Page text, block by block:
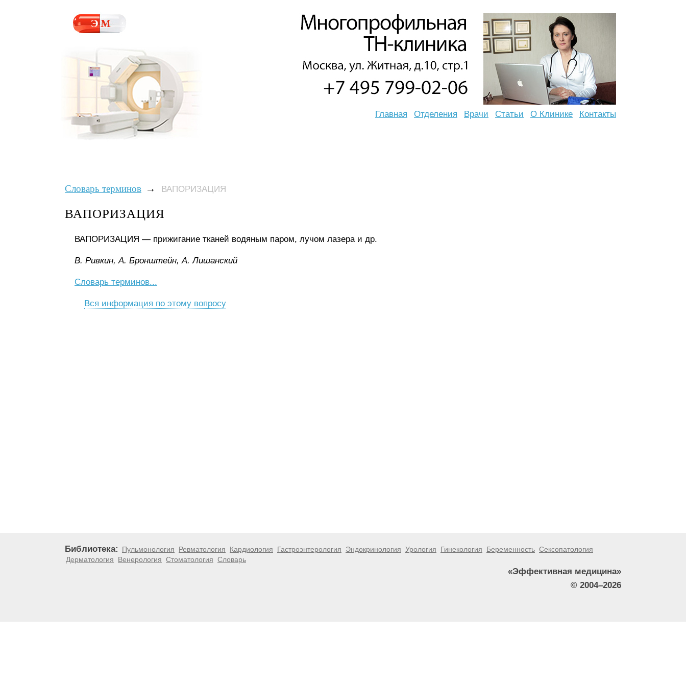
Главная Отделения Врачи Статьи О Клинике Контакты
Словарь терминов → ВАПОРИЗАЦИЯ
ВАПОРИЗАЦИЯ
ВАПОРИЗАЦИЯ — прижигание тканей водяным паром, лучом лазера и др.
B. Pивкин, A. Бpoнштeйн, A. Лишaнcкий
Словарь терминов...
Вся информация по этому вопросу
Библиотека: Пульмонология Ревматология Кардиология Гастроэнтерология Эндокринология Урология Гинекология Беременность Сексопатология
Дерматология
Венерология Стоматология Словарь
«Эффективная медицина»
© 2004–2026